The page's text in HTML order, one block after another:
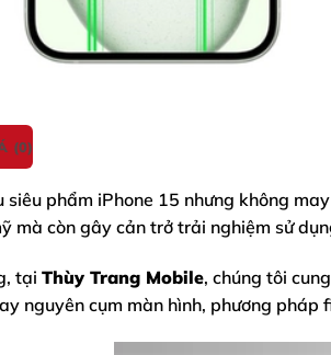
(0)
siêu phẩm iPhone 15 nhưng không
mà còn gây cản trở trải nghiệm sử
tại Thùy Trang Mobile, chúng tôi
nguyên cụm màn hình, phương